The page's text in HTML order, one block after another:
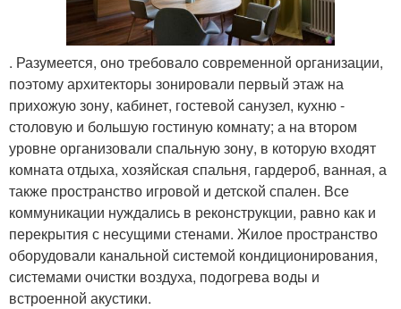
. Разумеется, оно требовало современной организации,
поэтому архитекторы зонировали первый этаж на
прихожую зону, кабинет, гостевой санузел, кухню -
столовую и большую гостиную комнату; а на втором
уровне организовали спальную зону, в которую входят
комната отдыха, хозяйская спальня, гардероб, ванная, а
также пространство игровой и детской спален. Все
коммуникации нуждались в реконструкции, равно как и
перекрытия с несущими стенами. Жилое пространство
оборудовали канальной системой кондиционирования,
системами очистки воздуха, подогрева воды и
встроенной акустики.